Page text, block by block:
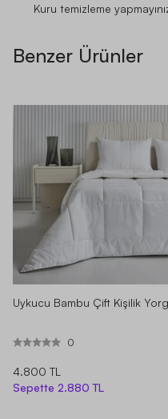
Kuru temizleme
Benzer Ürünler
Uykucu Bambu Çift Kişilik
0
4.800 TL
Sepette 2.880 TL